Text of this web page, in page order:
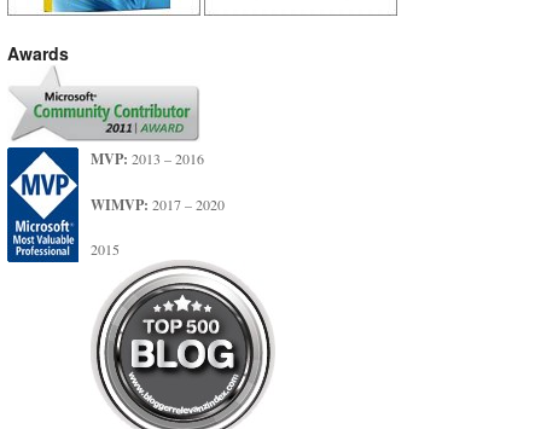
Awards
MVP: 2013 – 2016
WIMVP: 2017 – 2020
2015